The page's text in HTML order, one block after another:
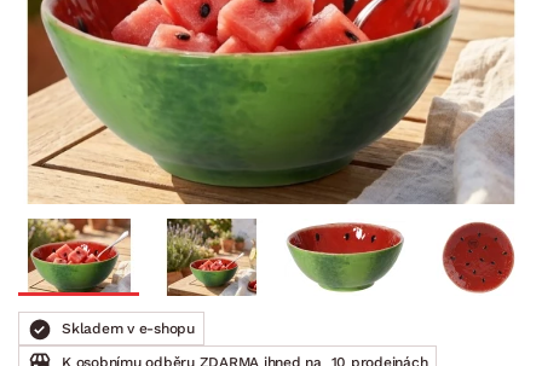
Skladem v e-shopu
K osobnímu odběru ZDARMA ihned na
10 prodejnách